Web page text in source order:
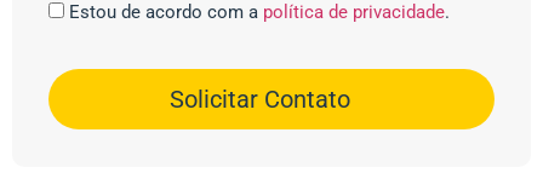
Estou de acordo com a política de privacidade.
Solicitar Contato